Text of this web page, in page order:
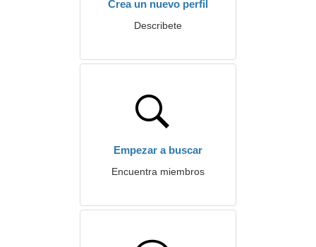
Crea un nuevo perfil
Describete
Empezar a buscar
Encuentra miembros